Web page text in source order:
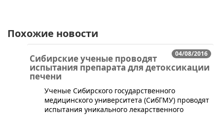
Похожие новости
04/08/2016
Сибирские ученые проводят
испытания препарата для детоксикации
печени
​Ученые Сибирского государственного
медицинского университета (СибГМУ) проводят
испытания уникального лекарственного